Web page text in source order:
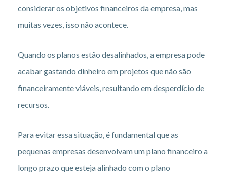
considerar os objetivos financeiros da empresa, mas
muitas vezes, isso não acontece.
Quando os planos estão desalinhados, a empresa pode
acabar gastando dinheiro em projetos que não são
financeiramente viáveis, resultando em desperdício de
recursos.
Para evitar essa situação, é fundamental que as
pequenas empresas desenvolvam um plano financeiro a
longo prazo que esteja alinhado com o plano